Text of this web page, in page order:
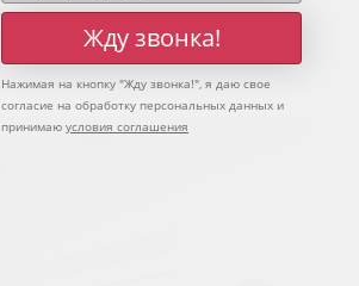
Жду звонка!
Нажимая на кнопку "Жду звонка!", я даю свое
согласие на обработку персональных данных и
принимаю условия соглашения